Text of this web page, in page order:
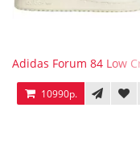
Adidas Forum 84 Low
10990р.